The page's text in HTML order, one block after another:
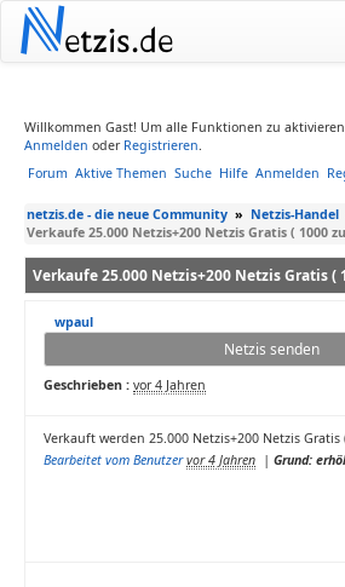
Netzis.de
Willkommen Gast! Um alle Funktionen zu
Anmelden oder Registrieren.
Forum Aktive Themen Suche Hilfe Anmelden
netzis.de - die neue Community » Netzis-Handel
Verkaufe 25.000 Netzis+200 Netzis Gratis ( 1000
Verkaufe 25.000 Netzis+200 Netzis Gratis (
wpaul
Netzis senden
Geschrieben : vor 4 Jahren
Verkauft werden 25.000 Netzis+200 Netzis Gratis
Bearbeitet vom Benutzer vor 4 Jahren | Grund: